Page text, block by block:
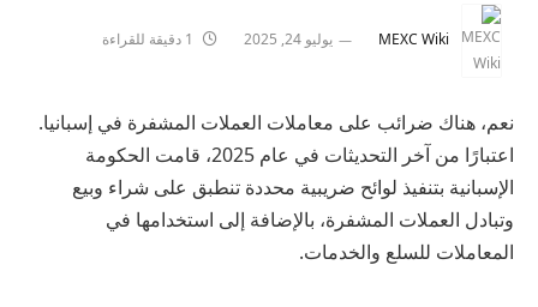
MEXC Wiki يوليو 24, 2025
نعم، هناك ضرائب على معاملات العملات المشفرة في إسبانيا.
اعتبارًا من آخر التحديثات في عام 2025، قامت الحكومة
الإسبانية بتنفيذ لوائح ضريبية محددة تنطبق على شراء وبيع
وتبادل العملات المشفرة، بالإضافة إلى استخدامها في
المعاملات للسلع والخدمات.